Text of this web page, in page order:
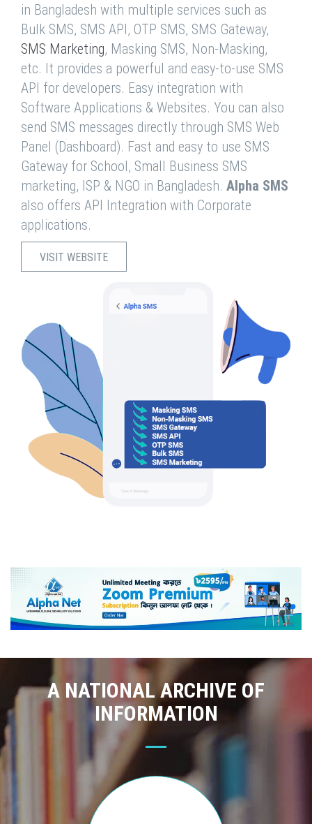
in Bangladesh with multiple services such as
Bulk SMS, SMS API, OTP SMS, SMS Gateway,
SMS Marketing, Masking SMS, Non-Masking,
etc. It provides a powerful and easy-to-use SMS
API for developers. Easy integration with
Software Applications & Websites. You can also
send SMS messages directly through SMS Web
Panel (Dashboard). Fast and easy to use SMS
Gateway for School, Small Business SMS
marketing, ISP & NGO in Bangladesh. Alpha SMS
also offers API Integration with Corporate
applications.
VISIT WEBSITE
A NATIONAL ARCHIVE OF
INFORMATION